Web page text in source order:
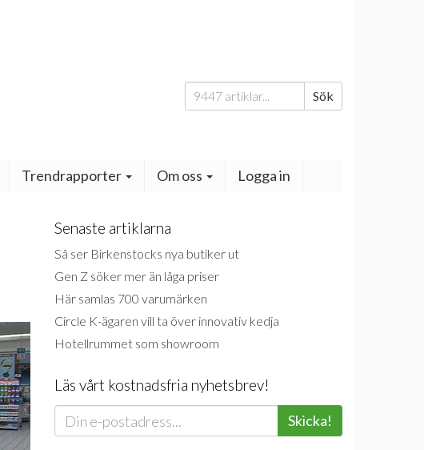
Sök
efter:
Sök
Trendrapporter Om oss Logga in
Senaste artiklarna
Så ser Birkenstocks nya butiker ut
Gen Z söker mer än låga priser
Här samlas 700 varumärken
Circle K-ägaren vill ta över innovativ kedja
Hotellrummet som showroom
Läs vårt kostnadsfria nyhetsbrev!
Skicka!